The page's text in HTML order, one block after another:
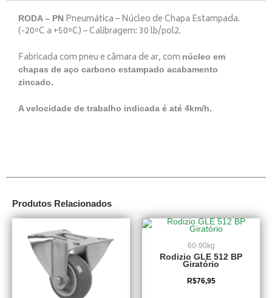
RODA – PN Pneumática – Núcleo de Chapa Estampada.
(-20ºC a +50ºC) – Calibragem: 30 lb/pol2.
Fabricada com pneu e câmara de ar, com núcleo em
chapas de aço carbono estampado acabamento
zincado.
A velocidade de trabalho indicada é até 4km/h.
Produtos Relacionados
60-90kg
Rodizio GLE 512 BP
Giratório
R$76,95